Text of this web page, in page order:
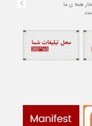
همه ی ما